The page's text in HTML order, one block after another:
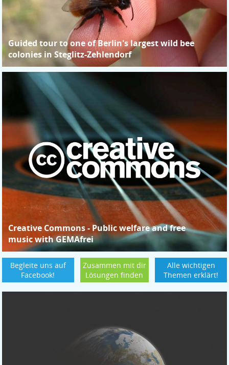
Guided tour to one of Berlin's largest wild bee
colonies in Steglitz-Zehlendorf
Creative Commons - Public welfare and free
music with GEMAfrei
Begleite uns auf
Facebook!
Zusammen mit dir
Lösungen finden
Alle wichtigen
Themen erklärt!